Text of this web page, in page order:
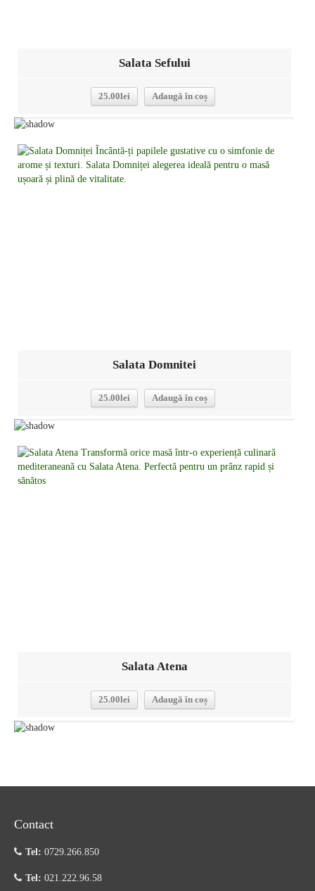
Salata Sefului
25.00lei Adaugă în coș
Salata Domnitei
25.00lei Adaugă în coș
Salata Atena
25.00lei Adaugă în coș
Contact
Tel: 0729.266.850
Tel: 021.222.96.58